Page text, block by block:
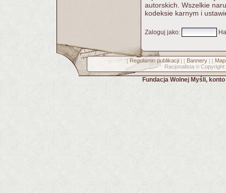
autorskich. Wszelkie
kodeksie karnym i
Zaloguj jako:
[ Regulamin publikacji] [ Bannery] [
Racjonalista © Copyright
Fundacja Wolnej Myśli,